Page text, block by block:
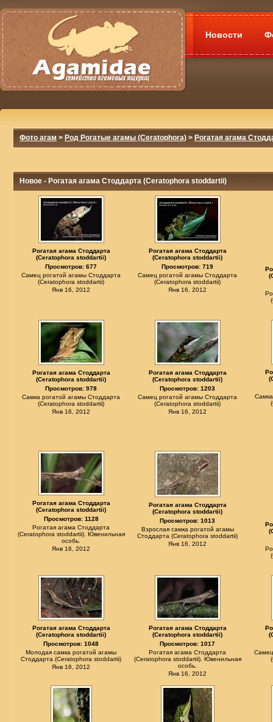
Новости
Фото агам > Род Рогатые агамы (Ceratophora) > Рогатая агама
Новое - Рогатая агама Стоддарта (Ceratophora stoddartii)
Рогатая агама Стоддарта
(Ceratophora stoddartii)
Просмотров: 677
Самец рогатой агамы Стоддарта
(Ceratophora stoddartii)
Янв 16, 2012
Рогатая агама Стоддарта
(Ceratophora stoddartii)
Просмотров: 719
Самец рогатой агамы Стоддарта
(Ceratophora stoddartii)
Янв 16, 2012
Рогатая агама Стоддарта
(Ceratophora stoddartii)
Просмотров: 978
Самка рогатой агамы Стоддарта
(Ceratophora stoddartii)
Янв 16, 2012
Рогатая агама Стоддарта
(Ceratophora stoddartii)
Просмотров: 1203
Самец рогатой агамы Стоддарта
(Ceratophora stoddartii)
Янв 16, 2012
Рогатая агама Стоддарта
(Ceratophora stoddartii)
Просмотров: 1128
Рогатая агама Стоддарта
(Ceratophora stoddartii). Ювенильная
особь.
Янв 16, 2012
Рогатая агама Стоддарта
(Ceratophora stoddartii)
Просмотров: 1013
Взрослая самка рогатой агамы
Стоддарта (Ceratophora stoddartii)
Янв 16, 2012
Рогатая агама Стоддарта
(Ceratophora stoddartii)
Просмотров: 1048
Молодая самка рогатой агамы
Стоддарта (Ceratophora stoddartii)
Янв 16, 2012
Рогатая агама Стоддарта
(Ceratophora stoddartii)
Просмотров: 1017
Рогатая агама Стоддарта
(Ceratophora stoddartii). Ювенильная
особь.
Янв 16, 2012